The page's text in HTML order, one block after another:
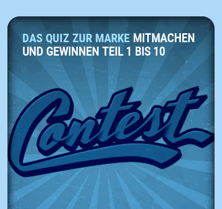
DAS QUIZ ZUR MARKE MITMACHEN
UND GEWINNEN TEIL 1 BIS 10